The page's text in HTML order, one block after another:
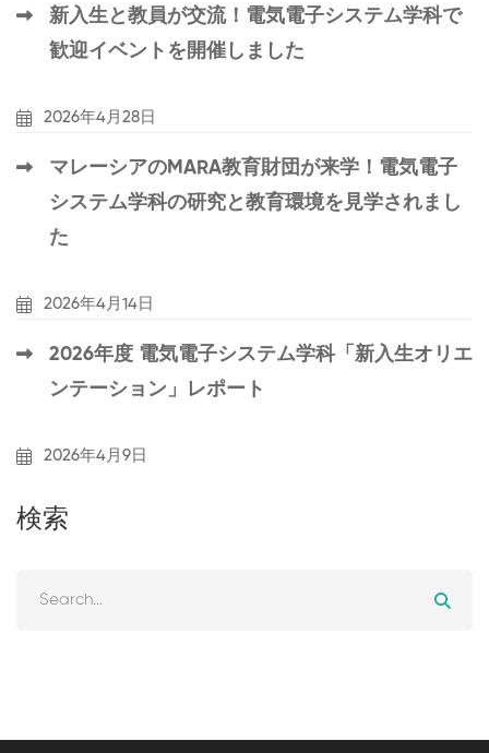
新入生と教員が交流！電気電子システム学科で
歓迎イベントを開催しました
2026年4月28日
マレーシアのMARA教育財団が来学！電気電子
システム学科の研究と教育環境を見学されまし
た
2026年4月14日
2026年度 電気電子システム学科「新入生オリエ
ンテーション」レポート
2026年4月9日
検索